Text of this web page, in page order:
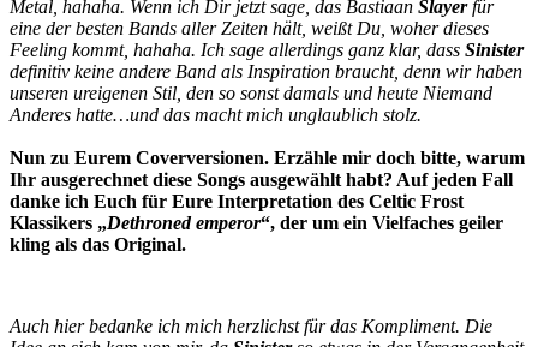
Metal, hahaha. Wenn ich Dir jetzt sage, das Bastiaan Slayerfür
eine der besten Bands aller Zeiten hält, weißt Du, woher dieses
Feeling kommt, hahaha. Ich sage allerdings ganz klar, dass Sinister
definitiv keine andere Band als Inspiration braucht, denn wir haben
unseren ureigenen Stil, den so sonst damals und heute Niemand
Anderes hatte…und das macht mich unglaublich stolz.
Nun zu Eurem Coverversionen. Erzähle mir doch bitte, warum
Ihr ausgerechnet diese Songs ausgewählt habt? Auf jeden Fall
danke ich Euch für Eure Interpretation des Celtic Frost
Klassikers „Dethroned emperor“, der um ein Vielfaches geiler
kling als das Original.
Auch hier bedanke ich mich herzlichst für das Kompliment. Die